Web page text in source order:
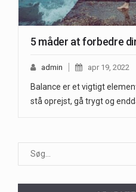
5 måder at forbedre
admin apr 19, 2022
Balance er et vigtigt
stå oprejst, gå trygt og